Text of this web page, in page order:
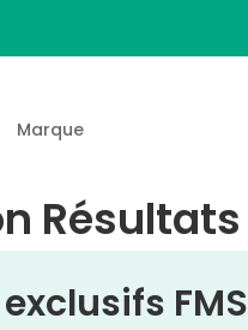
Marque
Résultats
FMS